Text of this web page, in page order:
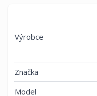
Výrobce
Značka
Model